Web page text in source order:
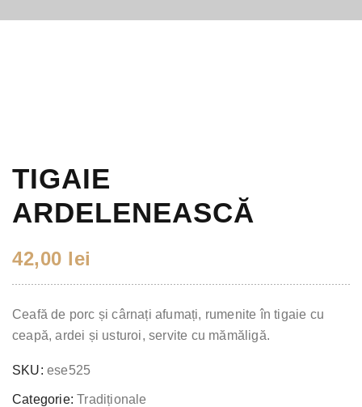
TIGAIE
ARDELENEASCĂ
42,00 lei
Ceafă de porc și cârnați afumați, rumenite în tigaie cu
ceapă, ardei și usturoi, servite cu mămăligă.
SKU: ese525
Categorie:Tradiționale